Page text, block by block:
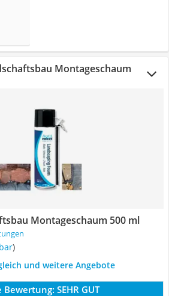
Montageschaum
Montageschaum 500 ml
)
und weitere Angebote
Bewertung: SEHR GUT